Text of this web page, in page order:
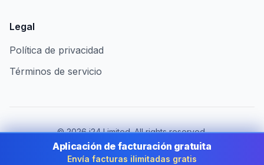
Legal
Política de privacidad
Términos de servicio
©2026i24 Limited. All rights reserved.
Al servicio de empresas en Spain
Cambiar de país:
Spain
Aplicación de facturación gratuita
Envía facturas ilimitadas gratis